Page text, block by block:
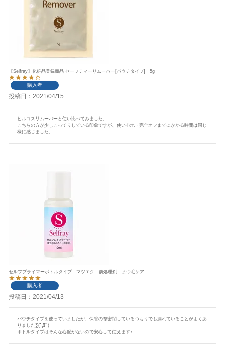
【Selfray】化粧品登録商品 セーフティーリムーバー[パウチタイプ] 5g
購入者
投稿日 2021/04/15
ヒルコスリムーバーと使い比べてみました。
こちらの方が少しこってりしている印象ですが、使い心地・完全オフまでにかかる時間は同じ
様に感じました。
セルフプライマーボトルタイプ マツエク 前処理剤 まつ毛ケア
購入者
投稿日 2021/04/13
パウチタイプを使っていましたが、保管の際密閉しているつもりでも漏れていることがよくあ
りました∑(ﾟДﾟ)
ボトルタイプはそんな心配がないので安心して使えます♪